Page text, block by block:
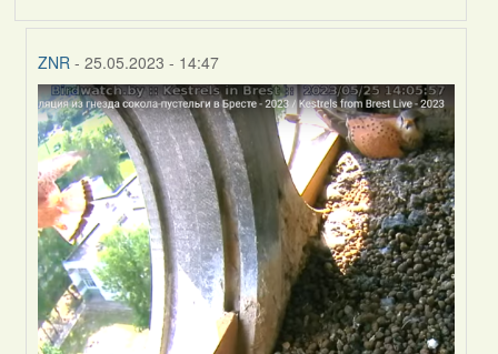
ZNR - 25.05.2023 - 14:47
In
reply
to
by
Harrier